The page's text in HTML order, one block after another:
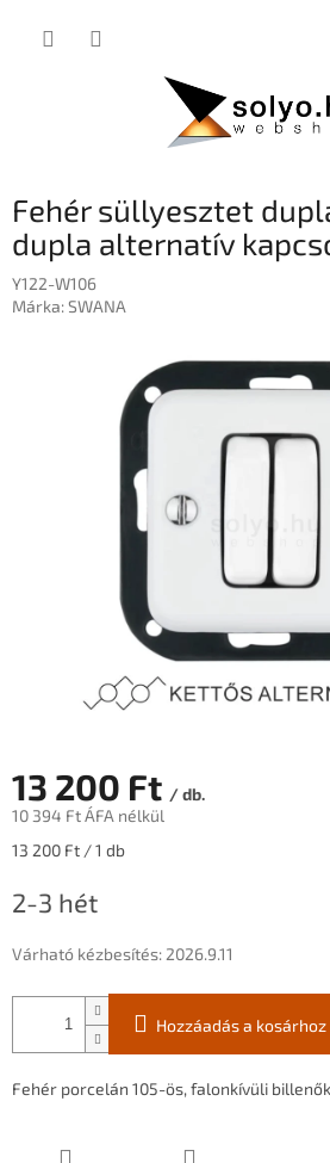
Fehér süllyesztet
dupla alternatív
Y122-W106
Márka:SWANA
13 200 Ft / db.
10 394 Ft ÁFA nélkül
Egységár:
13 200 Ft / 1 db
2-3 hét
Várható kézbesítés: 2026.9.11
Hozzáadás a kosárhoz
Fehér porcelán 105-ös, falonkívüli